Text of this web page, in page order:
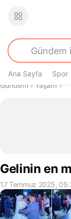
Ana Sayfa Spor
Buradasın
Gündem› Yaşam›
Gelinin en
17 Temmuz 2025,